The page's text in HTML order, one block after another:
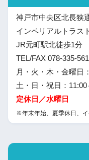
神戸市中央区北長狭
インペリアルトラス
JR元町駅北徒歩1分
TEL/FAX 078-335-
月・火・木・金曜日
土・日・祝日：11:00
定休日／水曜日
※年末年始、夏季休日、